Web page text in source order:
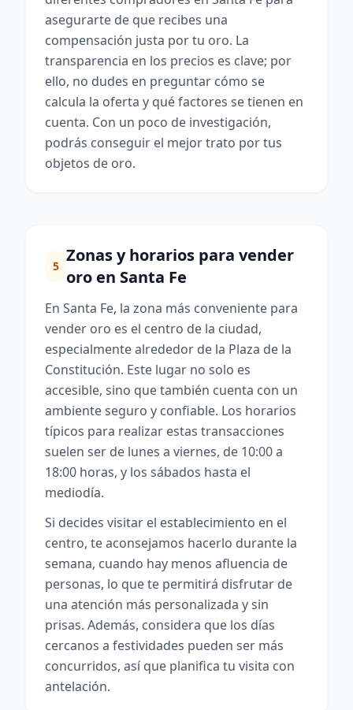
asegurarte de que recibes una
compensación justa por tu oro. La
transparencia en los precios es clave; por
ello, no dudes en preguntar cómo se
calcula la oferta y qué factores se tienen en
cuenta. Con un poco de investigación,
podrás conseguir el mejor trato por tus
objetos de oro.
5
Zonas y horarios para vender
oro en Santa Fe
En Santa Fe, la zona más conveniente para
vender oro es el centro de la ciudad,
especialmente alrededor de la Plaza de la
Constitución. Este lugar no solo es
accesible, sino que también cuenta con un
ambiente seguro y confiable. Los horarios
típicos para realizar estas transacciones
suelen ser de lunes a viernes, de 10:00 a
18:00 horas, y los sábados hasta el
mediodía.
Si decides visitar el establecimiento en el
centro, te aconsejamos hacerlo durante la
semana, cuando hay menos afluencia de
personas, lo que te permitirá disfrutar de
una atención más personalizada y sin
prisas. Además, considera que los días
cercanos a festividades pueden ser más
concurridos, así que planifica tu visita con
antelación.